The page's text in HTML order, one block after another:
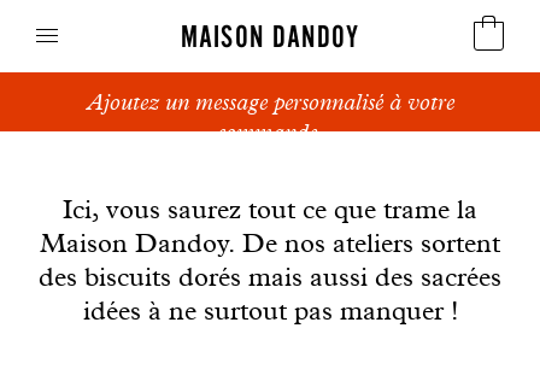
MAISON DANDOY
Speculoos
Pains sucrés
Gâteaux
Ajoutez un message personnalisé à votre
commande.
Ici, vous saurez tout ce que trame la
Maison Dandoy. De nos ateliers sortent
des biscuits dorés mais aussi des sacrées
idées à ne surtout pas manquer !